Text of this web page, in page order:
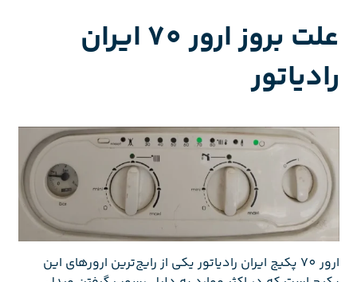
علت بروز ارور 70 ایران
رادیاتور
ارور 70 پکیج ایران رادیاتور یکی از رایج‌ترین ارورهای این